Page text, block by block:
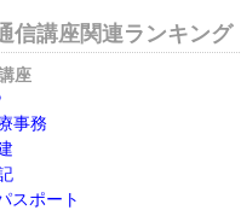
信講座関連ランキング
座
事務
スポート